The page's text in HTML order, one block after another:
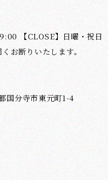
【CLOSE】日曜・祝日
お断りいたします。
分寺市東元町1-4